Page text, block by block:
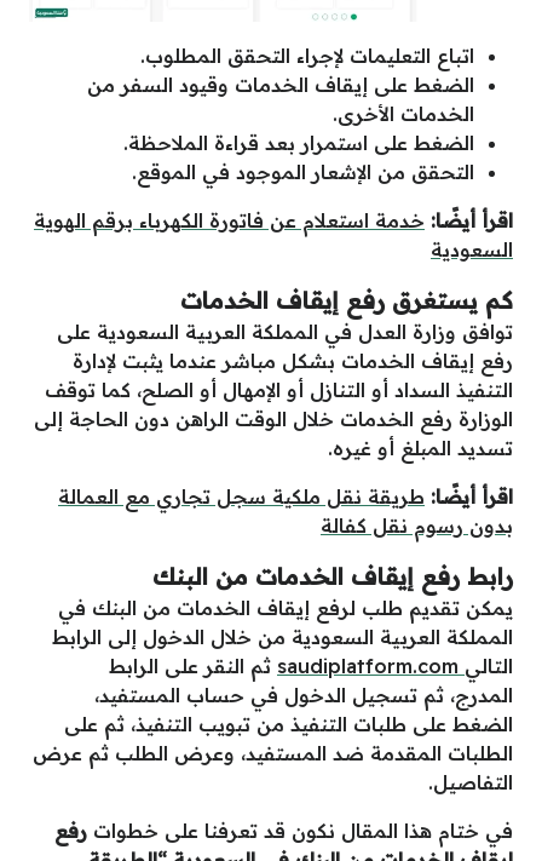
اتباع التعليمات لإجراء التحقق المطلوب.
الضغط على إيقاف الخدمات وقيود السفر من
الخدمات الأخرى.
الضغط على استمرار بعد قراءة الملاحظة.
التحقق من الإشعار الموجود في الموقع.
اقرأ أيضًا: خدمة استعلام عن فاتورة الكهرباء برقم الهوية
السعودية
كم يستغرق رفع إيقاف الخدمات
توافق وزارة العدل في المملكة العربية السعودية على
رفع إيقاف الخدمات بشكل مباشر عندما يثبت لإدارة
التنفيذ السداد أو التنازل أو الإمهال أو الصلح، كما توقف
الوزارة رفع الخدمات خلال الوقت الراهن دون الحاجة إلى
تسديد المبلغ أو غيره.
اقرأ أيضًا: طريقة نقل ملكية سجل تجاري مع العمالة
بدون رسوم نقل كفالة
رابط رفع إيقاف الخدمات من البنك
يمكن تقديم طلب لرفع إيقاف الخدمات من البنك في
المملكة العربية السعودية من خلال الدخول إلى الرابط
التالي
ثم النقر على الرابط
المدرج، ثم تسجيل الدخول في حساب المستفيد،
الضغط على طلبات التنفيذ من تبويب التنفيذ، ثم على
الطلبات المقدمة ضد المستفيد، وعرض الطلب ثم عرض
التفاصيل.
في ختام هذا المقال نكون قد تعرفنا على خطوات رفع